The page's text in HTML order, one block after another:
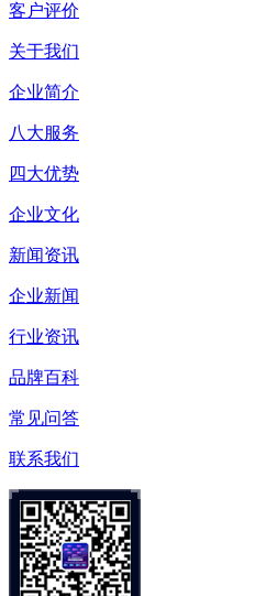
客户评价
关于我们
企业简介
八大服务
四大优势
企业文化
新闻资讯
企业新闻
行业资讯
品牌百科
常见问答
联系我们